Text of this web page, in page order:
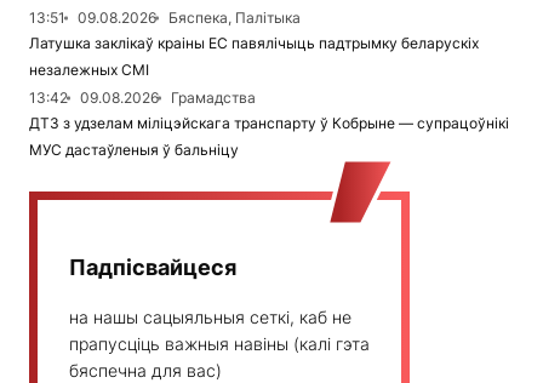
13:51
09.08.2026
Бяспека, Палітыка
Латушка заклікаў краіны ЕС павялічыць падтрымку беларускіх
незалежных СМІ
13:42
09.08.2026
Грамадства
ДТЗ з удзелам міліцэйскага транспарту ў Кобрыне — супрацоўнікі
МУС дастаўленыя ў бальніцу
Падпісвайцеся
на нашы сацыяльныя сеткі, каб не
прапусціць важныя навіны (калі гэта
бяспечна для вас)